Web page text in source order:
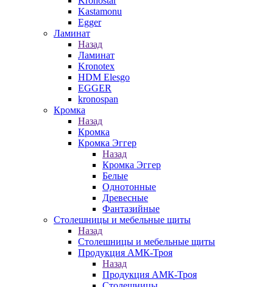
Kastamonu
Egger
Ламинат
Назад
Ламинат
Kronotex
HDM Elesgo
EGGER
kronospan
Кромка
Назад
Кромка
Кромка Эггер
Назад
Кромка Эггер
Белые
Однотонные
Древесные
Фантазийные
Столешницы и мебельные щиты
Назад
Столешницы и мебельные щиты
Продукция АМК-Троя
Назад
Продукция АМК-Троя